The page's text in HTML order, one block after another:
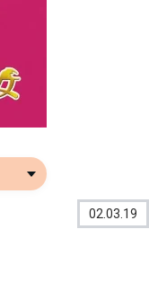
02.03.19